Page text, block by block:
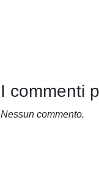
I commenti
Nessun commento.